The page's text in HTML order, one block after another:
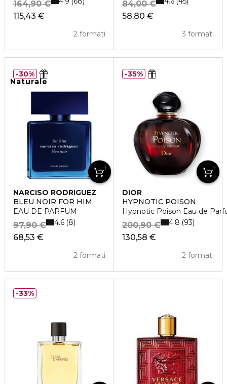
115,43 €
164,90 €
2 formati
58,80 €
84,00 €
3 formati
Naturale
NARCISO RODRIGUEZ
BLEU NOIR FOR HIM
EAU DE PARFUM
68,53 €
97,90 €
2 formati
4.6 8
30%
DIOR
HYPNOTIC POISON
Hypnotic Poison Eau de
130,58 €
200,90 €
2 formati
4.8 93
35%
33%